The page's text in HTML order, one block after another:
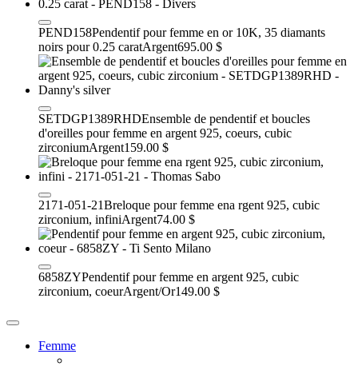
PEND158Pendentif pour femme en or 10K, 35 diamants
noirs pour 0.25 caratArgent695.00 $
SETDGP1389RHDEnsemble de pendentif et boucles
d'oreilles pour femme en argent 925, coeurs, cubic
zirconiumArgent159.00 $
2171-051-21Breloque pour femme ena rgent 925, cubic
zirconium, infiniArgent74.00 $
6858ZYPendentif pour femme en argent 925, cubic
zirconium, coeurArgent/Or149.00 $
Femme